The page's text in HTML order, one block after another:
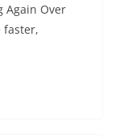
Again Over
faster,